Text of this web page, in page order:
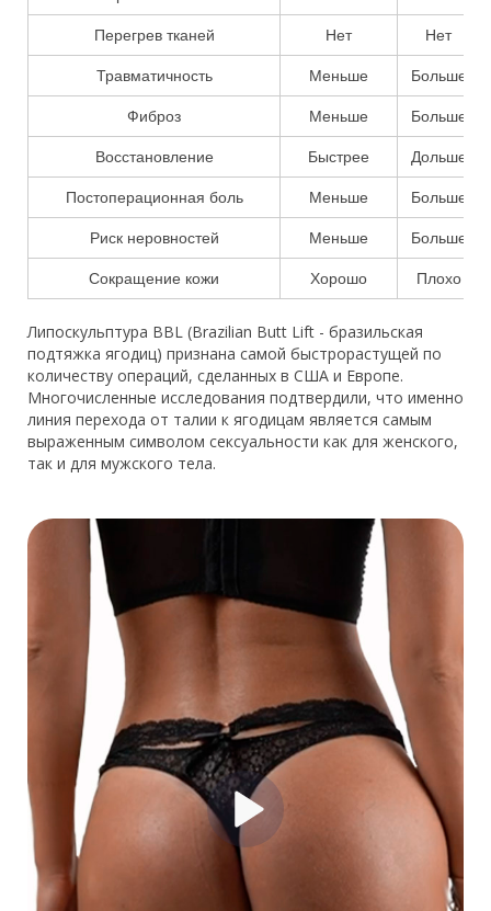
Перегрев тканей Нет Нет
Травматичность Меньше Больше
Фиброз Меньше Больше
Восстановление Быстрее Дольше
Постоперационная боль Меньше Больше
Риск неровностей Меньше Больше
Сокращение кожи Хорошо Плохо
Липоскульптура BBL (Brazilian Butt Lift - бразильская
подтяжка ягодиц) признана самой быстрорастущей по
количеству операций, сделанных в США и Европе.
Многочисленные исследования подтвердили, что именно
линия перехода от талии к ягодицам является самым
выраженным символом сексуальности как для женского,
так и для мужского тела.